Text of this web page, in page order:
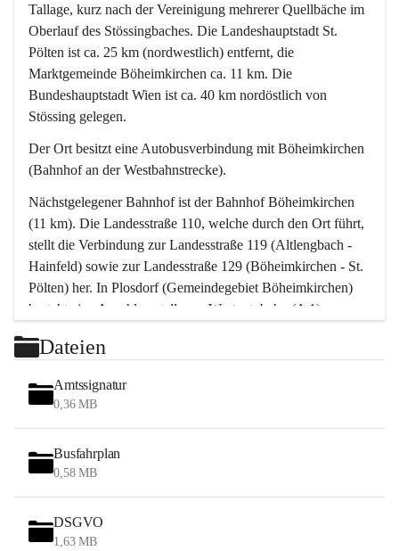
Tallage, kurz nach der Vereinigung mehrerer Quellbäche im
Oberlauf des Stössingbaches. Die Landeshauptstadt St.
Pölten ist ca. 25 km (nordwestlich) entfernt, die
Marktgemeinde Böheimkirchen ca. 11 km. Die
Bundeshauptstadt Wien ist ca. 40 km nordöstlich von
Stössing gelegen.
Der Ort besitzt eine Autobusverbindung mit Böheimkirchen
(Bahnhof an der Westbahnstrecke).
Nächstgelegener Bahnhof ist der Bahnhof Böheimkirchen
(11 km). Die Landesstraße 110, welche durch den Ort führt,
stellt die Verbindung zur Landesstraße 119 (Altlengbach -
Hainfeld) sowie zur Landesstraße 129 (Böheimkirchen - St.
Pölten) her. In Plosdorf (Gemeindegebiet Böheimkirchen)
besteht eine Anschlussstelle zur Westautobahn (A 1).
Wien erreicht man in ca. 45 Minuten.
Stössing zählt noch zum Naherholungsraum Wien sowie
zum Naherholungsraum St. Pölten. Viele Bauernhöfe hatten
„ihre Wiener“. Seit 1960 bauten viele Wiener
Wochenendhäuser im Gemeindegebiet. Wegen des
waldreichen Jagdgebietes haben viele Jagdpächter ihre
Das Wandern ist aus touristischer Sicht die bedeutendste
Tätigkeit. Das hügelige Gebiet mit Wanderwegen durch
Dateien
Amtssignatur
0,36 MB
Busfahrplan
0,58 MB
DSGVO
1,63 MB